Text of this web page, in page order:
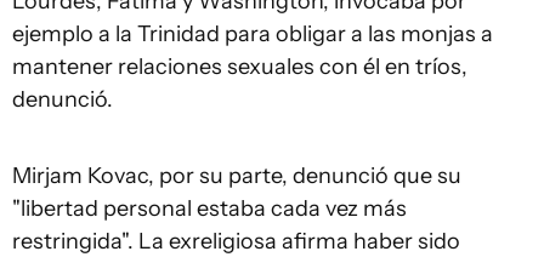
ejemplo a la Trinidad para obligar a las monjas a
mantener relaciones sexuales con él en tríos,
denunció.
Mirjam Kovac, por su parte, denunció que su
"libertad personal estaba cada vez más
restringida". La exreligiosa afirma haber sido